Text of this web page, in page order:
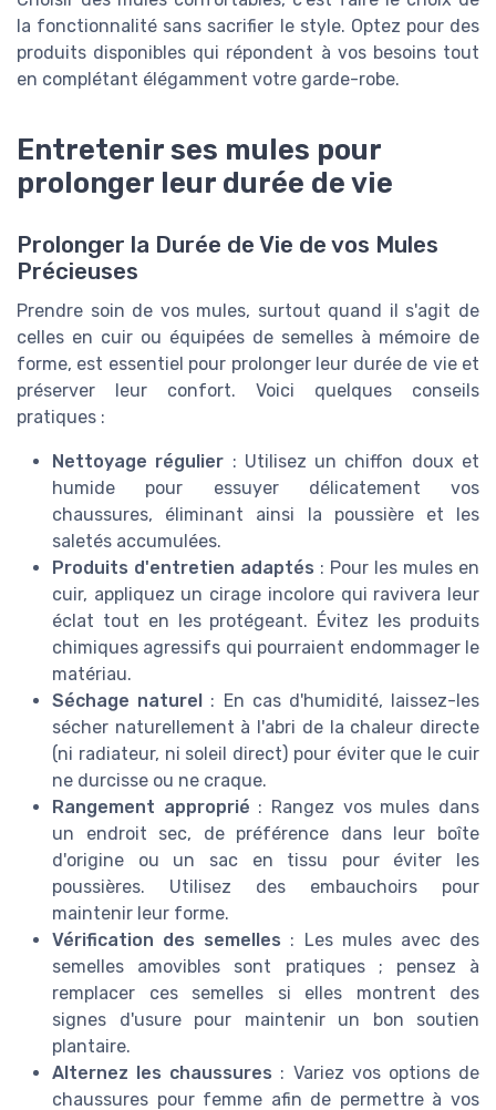
la fonctionnalité sans sacrifier le style. Optez pour des
produits disponibles qui répondent à vos besoins tout
en complétant élégamment votre garde-robe.
Entretenir ses mules pour
prolonger leur durée de vie
Prolonger la Durée de Vie de vos Mules
Précieuses
Prendre soin de vos mules, surtout quand il s'agit de
celles en cuir ou équipées de semelles à mémoire de
forme, est essentiel pour prolonger leur durée de vie et
préserver leur confort. Voici quelques conseils
pratiques :
Nettoyage régulier : Utilisez un chiffon doux et
humide pour essuyer délicatement vos
chaussures, éliminant ainsi la poussière et les
saletés accumulées.
Produits d'entretien adaptés : Pour les mules en
cuir, appliquez un cirage incolore qui ravivera leur
éclat tout en les protégeant. Évitez les produits
chimiques agressifs qui pourraient endommager le
matériau.
Séchage naturel : En cas d'humidité, laissez-les
sécher naturellement à l'abri de la chaleur directe
(ni radiateur, ni soleil direct) pour éviter que le cuir
ne durcisse ou ne craque.
Rangement approprié : Rangez vos mules dans
un endroit sec, de préférence dans leur boîte
d'origine ou un sac en tissu pour éviter les
poussières. Utilisez des embauchoirs pour
maintenir leur forme.
Vérification des semelles : Les mules avec des
semelles amovibles sont pratiques ; pensez à
remplacer ces semelles si elles montrent des
signes d'usure pour maintenir un bon soutien
plantaire.
Alternez les chaussures : Variez vos options de
chaussures pour femme afin de permettre à vos